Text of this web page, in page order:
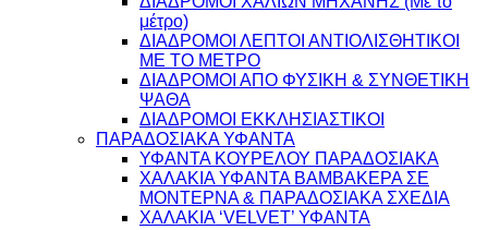
μέτρο)
ΔΙΑΔΡΟΜΟΙ ΛΕΠΤΟΙ ΑΝΤΙΟΛΙΣΘΗΤΙΚΟΙ
ΜΕ ΤΟ ΜΕΤΡΟ
ΔΙΑΔΡΟΜΟΙ ΑΠΟ ΦΥΣΙΚΗ & ΣΥΝΘΕΤΙΚΗ
ΨΑΘΑ
ΔΙΑΔΡΟΜΟΙ ΕΚΚΛΗΣΙΑΣΤΙΚΟΙ
ΠΑΡΑΔΟΣΙΑΚΑ ΥΦΑΝΤΑ
ΥΦΑΝΤΑ ΚΟΥΡΕΛΟΥ ΠΑΡΑΔΟΣΙΑΚΑ
ΧΑΛΑΚΙΑ ΥΦΑΝΤΑ ΒΑΜΒΑΚΕΡΑ ΣΕ
ΜΟΝΤΕΡΝΑ & ΠΑΡΑΔΟΣΙΑΚΑ ΣΧΕΔΙΑ
ΧΑΛΑΚΙΑ ‘VELVET’ ΥΦΑΝΤΑ